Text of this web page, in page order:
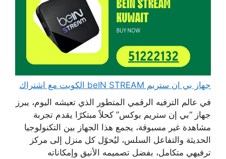
جهاز بي ان ستريم beIN STREAM الكويت مع اشتراك
في عالم الترفيه الرقمي المتطور الذي تعيشه اليوم، يبرز
جهاز “بي إن ستريم بوكس” كحلاً مبتكرًا يقدم تجربة
مشاهدة غير مسبوقة، يجمع هذا الجهاز بين التكنولوجيا
الحديثة والتفاعل السلس، ليُحوّل كل منزل إلى مركز
ترفيهي متكامل، بفضل تصميمه الأنيق وإمكاناته